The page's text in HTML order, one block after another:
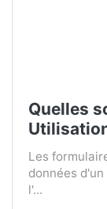
Quelles
Les
données
l'...